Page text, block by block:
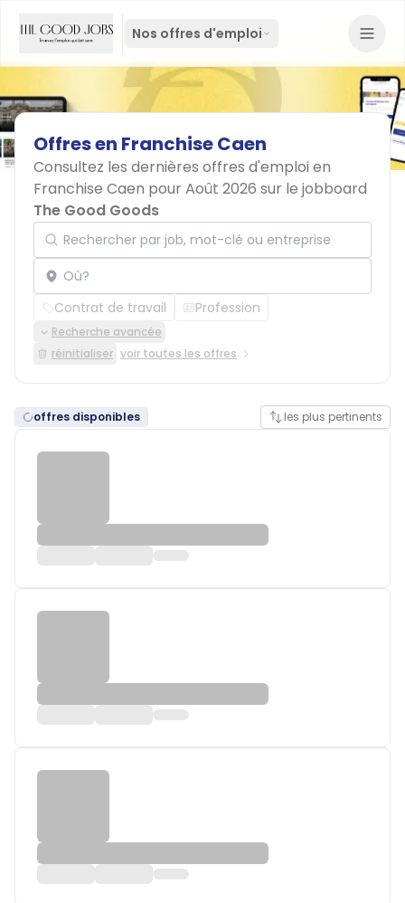
Nos offres d'emploi
Offresen FranchiseCaen
Consultez les dernières offres d'emploi en
Franchise Caen pour Août 2026 sur le jobboard
The Good Goods
Rechercher par job, mot-clé ou entreprise
Localisation
Contrat de travail Profession
Recherche avancée
réinitialiser voir toutes les offres
offres disponibles les plus pertinents